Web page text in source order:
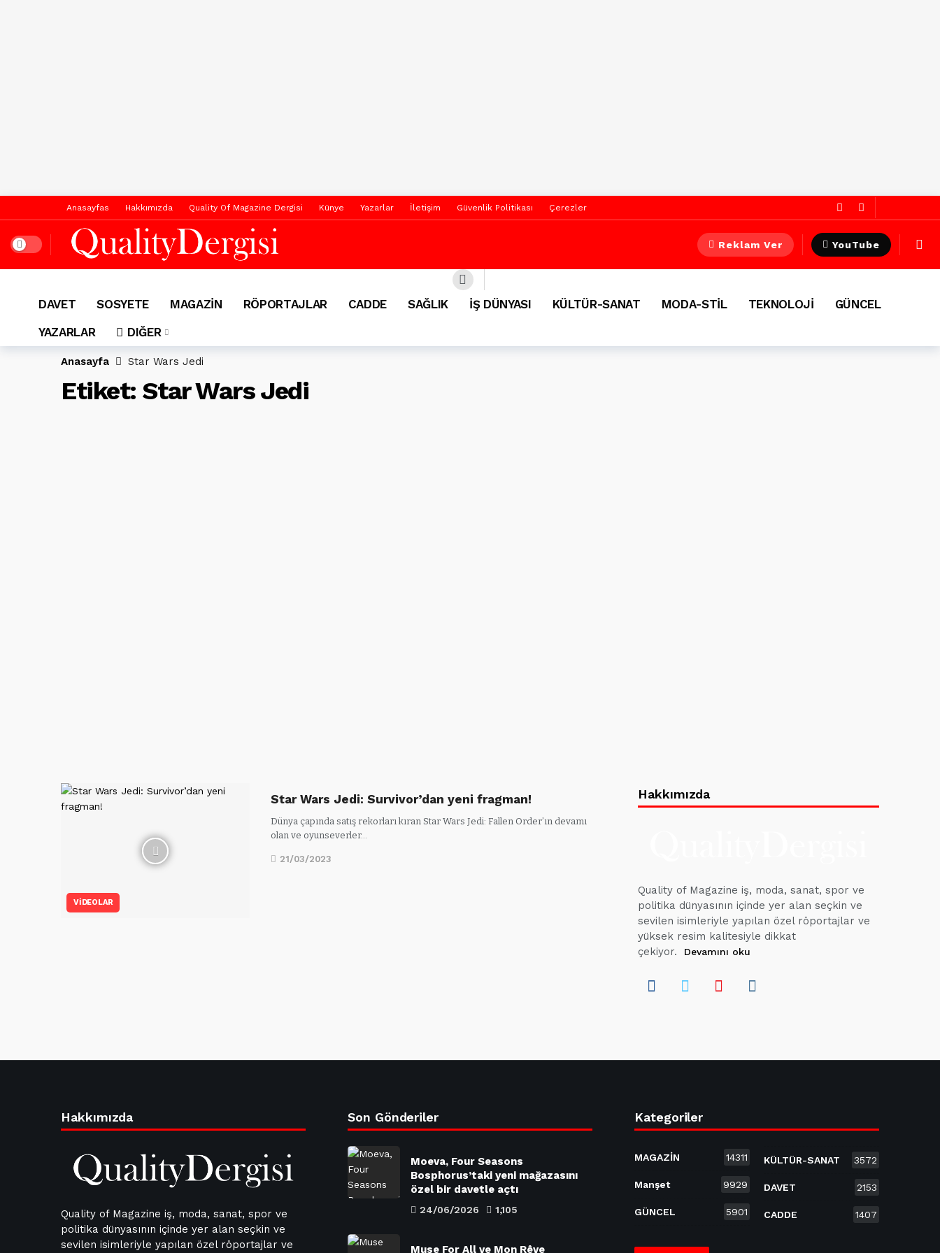
Anasayfas Hakkımızda Quality Of Magazine Dergisi Künye Yazarlar İletişim Güvenlik Politikası Çerezler
Dark mode Reklam Ver YouTube
DAVET SOSYETE MAGAZİN RÖPORTAJLAR CADDE SAĞLIK İŞ DÜNYASI KÜLTÜR-SANAT MODA-STİL TEKNOLOJİ
GÜNCEL
YAZARLAR
DIĞER
Anasayfa Star Wars Jedi
Etiket: Star Wars Jedi
VIDEOLAR
Star Wars Jedi: Survivor’dan yeni fragman!
Dünya çapında satış rekorları kıran Star Wars Jedi: Fallen Order’ın devamı
olan ve oyunseverler…
21/03/2023
Hakkımızda
Quality of Magazine iş, moda, sanat, spor ve
politika dünyasının içinde yer alan seçkin ve
sevilen isimleriyle yapılan özel röportajlar ve
yüksek resim kalitesiyle dikkat
çekiyor.
Devamını oku
Hakkımızda
Quality of Magazine iş, moda, sanat, spor ve
politika dünyasının içinde yer alan seçkin ve
sevilen isimleriyle yapılan özel röportajlar ve
Son Gönderiler
Moeva, Four Seasons
Bosphorus’taki yeni mağazasını
özel bir davetle açtı
24/06/2026 1,105
Muse For All ve Mon Rêve
Kategoriler
MAGAZİN 14311
Manşet 9929
GÜNCEL 5901
KÜLTÜR-SANAT 3572
DAVET 2153
CADDE 1407